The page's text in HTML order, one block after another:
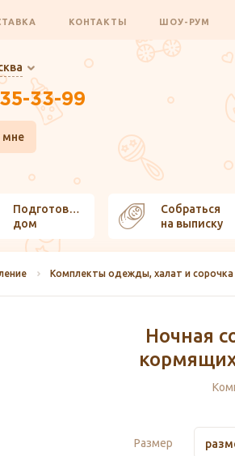
КОНТАКТЫ ШОУ-РУМ
33-99
мне
Подготовить
дом
Собраться
на выписку
Комплекты одежды, халат и сорочка
Ночная
Размер